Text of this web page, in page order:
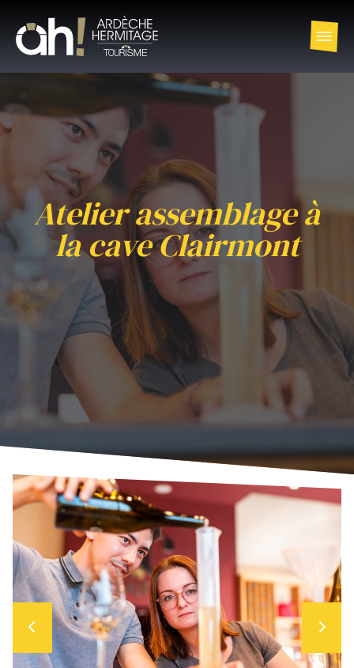
Atelier assemblage à
la cave Clairmont